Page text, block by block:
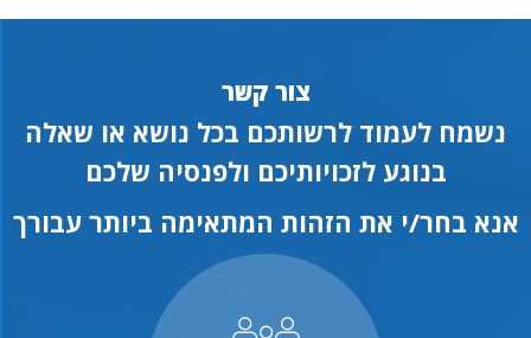
צור קשר
נשמח לעמוד לרשותכם בכל נושא או שאלה
בנוגע לזכויותיכם ולפנסיה שלכם
אנא בחר/י את הזהות המתאימה ביותר עבורך